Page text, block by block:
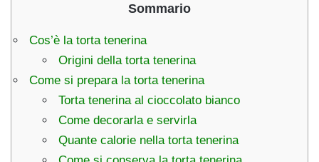
Sommario
Cos’è la torta tenerina
Origini della torta tenerina
Come si prepara la torta tenerina
Torta tenerina al cioccolato bianco
Come decorarla e servirla
Quante calorie nella torta tenerina